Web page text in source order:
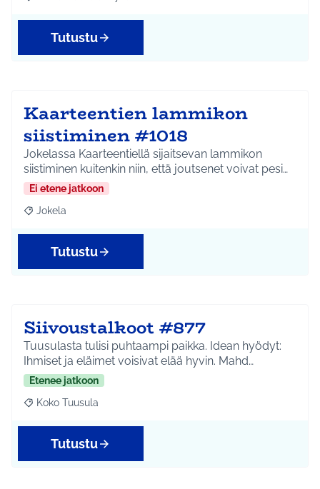
Tutustu
Kaarteentien lammikon
siistiminen #1018
Jokelassa Kaarteentiellä sijaitsevan lammikon
siistiminen kuitenkin niin, että joutsenet voivat pesi…
Ei etene jatkoon
Rajaa tulokset aihepiirin mukaan: Jokela
Jokela
Tutustu
Siivoustalkoot #877
Tuusulasta tulisi puhtaampi paikka. Idean hyödyt:
Ihmiset ja eläimet voisivat elää hyvin. Mahd…
Etenee jatkoon
Rajaa tulokset aihepiirin mukaan: Koko Tuusula
Koko Tuusula
Tutustu